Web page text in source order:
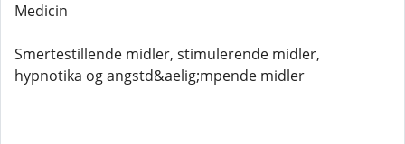
Medicin
Smertestillende midler, stimulerende midler,
hypnotika og angstd&aelig;mpende midler